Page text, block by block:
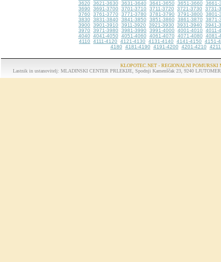
3620
3621-3630 3631-3640 3641-3650 3651-3660
3661-
3690
3691-3700 3701-3710 3711-3720 3721-3730
3731-
3760
3761-3770 3771-3780 3781-3790 3791-3800
3801-
3830
3831-3840 3841-3850 3851-3860 3861-3870
3871-
3900
3901-3910 3911-3920 3921-3930 3931-3940
3941-
3970
3971-3980 3981-3990 3991-4000 4001-4010
4011-
4040
4041-4050 4051-4060 4061-4070 4071-4080
4081-
4110
4111-4120 4121-4130 4131-4140 4141-4150
4151-
4180
4181-4190 4191-4200 4201-4210
KLOPOTEC.NET - REGIONALNI POMURSKI
Lastnik in ustanovitelj: MLADINSKI CENTER PRLEKIJE, Spodnji Kamenščak 23, 9240